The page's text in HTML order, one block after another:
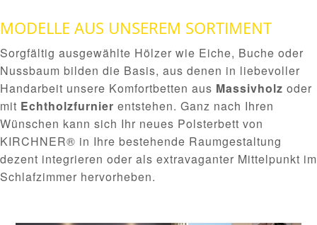
MODELLE AUS UNSEREM SORTIMENT
Sorgfältig ausgewählte Hölzer wie Eiche, Buche oder
Nussbaum bilden die Basis, aus denen in liebevoller
Handarbeit unsere Komfortbetten aus Massivholz oder
mit Echtholzfurnier entstehen. Ganz nach Ihren
Wünschen kann sich Ihr neues Polsterbett von
KIRCHNER® in Ihre bestehende Raumgestaltung
dezent integrieren oder als extravaganter Mittelpunkt im
Schlafzimmer hervorheben.